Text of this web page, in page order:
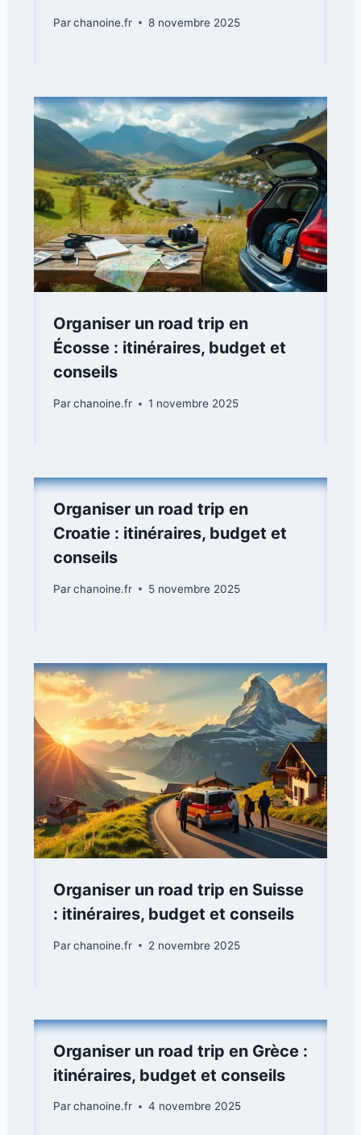
Parchanoine.fr 8 novembre 2025
Organiser un road trip en
Écosse : itinéraires, budget et
conseils
Parchanoine.fr 1 novembre 2025
Organiser un road trip en
Croatie : itinéraires, budget et
conseils
Parchanoine.fr 5 novembre 2025
Organiser un road trip en Suisse
: itinéraires, budget et conseils
Parchanoine.fr 2 novembre 2025
Organiser un road trip en Grèce :
itinéraires, budget et conseils
Parchanoine.fr 4 novembre 2025